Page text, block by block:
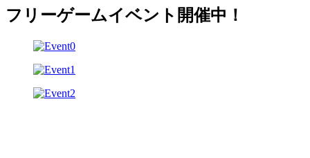
フリーゲームイベント開催中！